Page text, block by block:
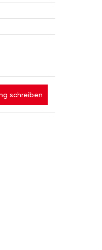
schreiben